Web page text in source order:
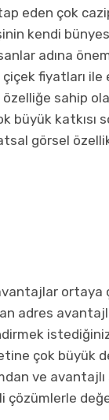
eden çok
kendi
adına
fiyatları
sahip
büyük katkısı
görsel
ortaya
adres
çok büyük
ve avantajlı